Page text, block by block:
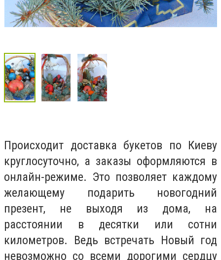
Происходит доставка букетов по Киеву
круглосуточно, а заказы оформляются в
онлайн-режиме. Это позволяет каждому
желающему подарить новогодний
презент, не выходя из дома, на
расстоянии в десятки или сотни
километров. Ведь встречать Новый год
невозможно со всеми дорогими сердцу